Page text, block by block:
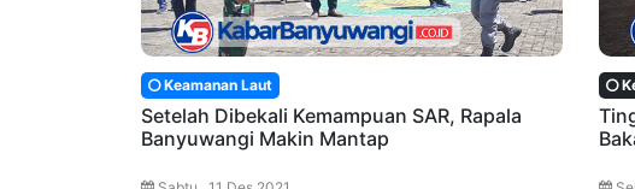
Keamanan Laut
Setelah Dibekali Kemampuan SAR, Rapala
Banyuwangi Makin Mantap